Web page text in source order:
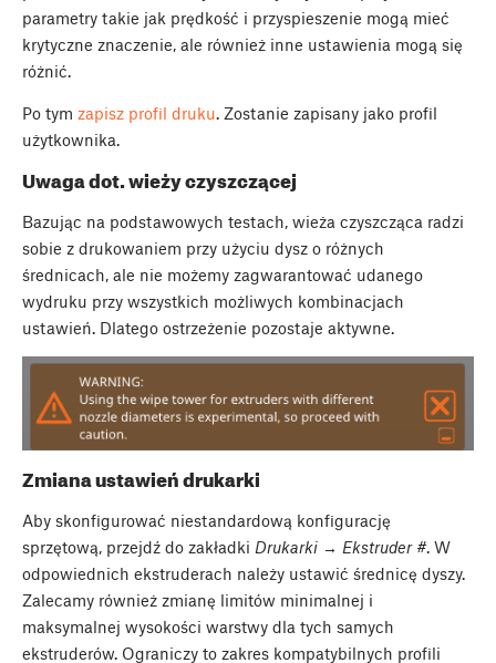
parametry takie jak prędkość i przyspieszenie mogą mieć
krytyczne znaczenie, ale również inne ustawienia mogą się
różnić.
Po tym zapisz profil druku. Zostanie zapisany jako profil
użytkownika.
Uwaga dot. wieży czyszczącej
Bazując na podstawowych testach, wieża czyszcząca radzi
sobie z drukowaniem przy użyciu dysz o różnych
średnicach, ale nie możemy zagwarantować udanego
wydruku przy wszystkich możliwych kombinacjach
ustawień. Dlatego ostrzeżenie pozostaje aktywne.
Zmiana ustawień drukarki
Aby skonfigurować niestandardową konfigurację
sprzętową, przejdź do zakładki Drukarki → Ekstruder #. W
odpowiednich ekstruderach należy ustawić średnicę dyszy.
Zalecamy również zmianę limitów minimalnej i
maksymalnej wysokości warstwy dla tych samych
ekstruderów. Ograniczy to zakres kompatybilnych profili